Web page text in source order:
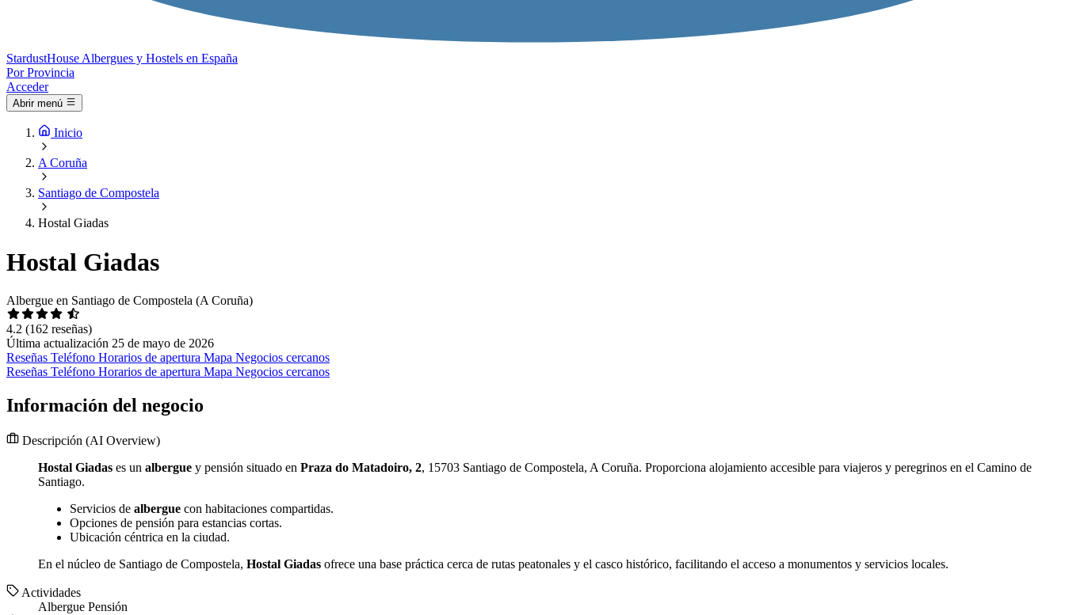
StardustHouse Albergues y Hostels en España
Por Provincia
Acceder
Abrir menú
Inicio
A Coruña
Santiago de Compostela
Hostal Giadas
Hostal Giadas
Albergue en Santiago de Compostela (A Coruña)
4.2 (162 reseñas)
Última actualización 25 de mayo de 2026
Reseñas Teléfono Horarios de apertura Mapa Negocios cercanos
Reseñas Teléfono Horarios de apertura Mapa Negocios cercanos
Información del negocio
Descripción (AI Overview)
Hostal Giadas es un albergue y pensión situado en Praza do Matadoiro, 2, 15703 Santiago de Compostela, A Coruña. Proporciona alojamiento accesible para viajeros y peregrinos en el Camino de
Santiago.
Servicios de albergue con habitaciones compartidas.
Opciones de pensión para estancias cortas.
Ubicación céntrica en la ciudad.
En el núcleo de Santiago de Compostela, Hostal Giadas ofrece una base práctica cerca de rutas peatonales y el casco histórico, facilitando el acceso a monumentos y servicios locales.
Actividades
Albergue Pensión